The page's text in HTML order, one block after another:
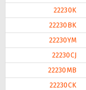
22230K
22230BK
22230YM
22230CJ
22230MB
22230CK